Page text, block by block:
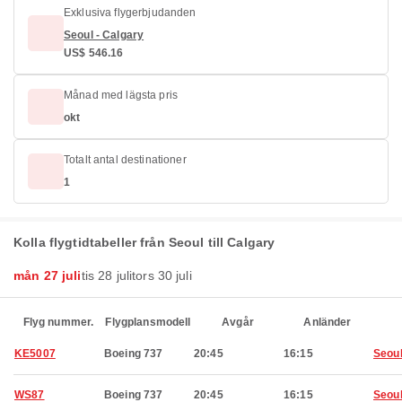
Exklusiva flygerbjudanden
Seoul - Calgary
US$ 546.16
Månad med lägsta pris
okt
Totalt antal destinationer
1
Kolla flygtidtabeller från Seoul till Calgary
mån 27 julitis 28 julitors 30 juli
Flyg nummer. Flygplansmodell Avgår Anländer
KE5007 Boeing 737 20:45 16:15 Seoul
WS87 Boeing 737 20:45 16:15 Seoul